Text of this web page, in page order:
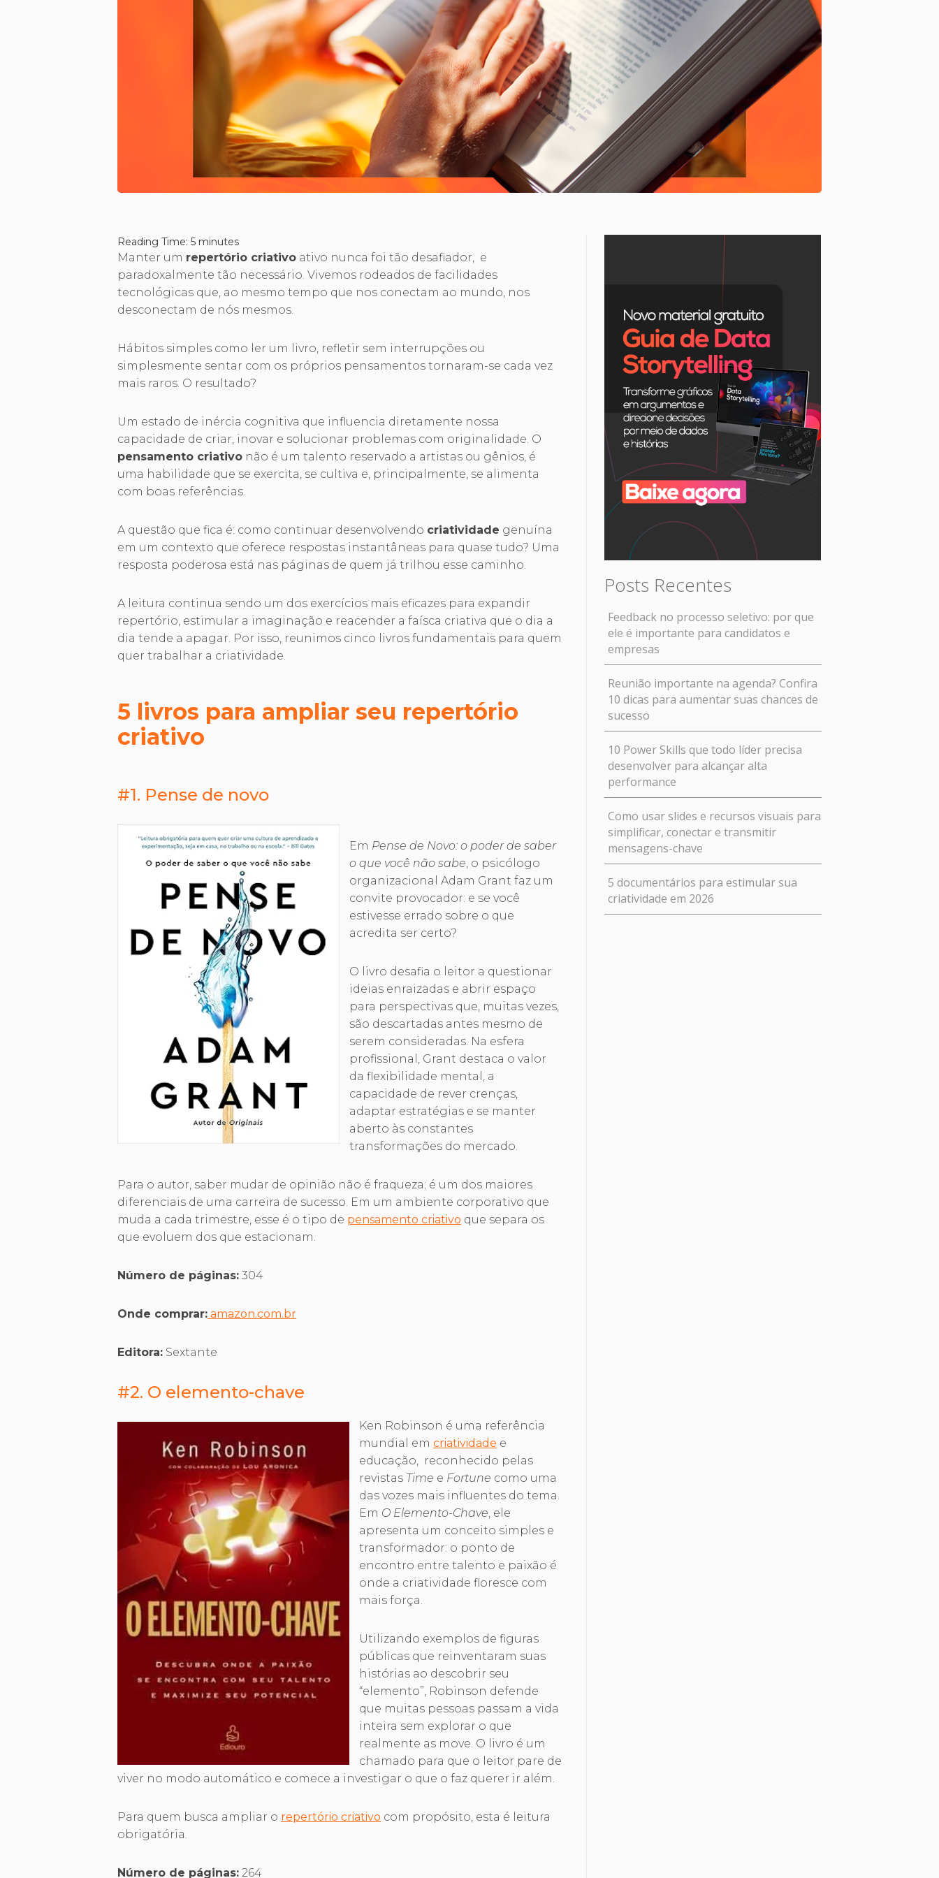
Reading Time: 5 minutes
Manter um repertório criativo ativo nunca foi tão desafiador, e
paradoxalmente tão necessário. Vivemos rodeados de facilidades
tecnológicas que, ao mesmo tempo que nos conectam ao mundo, nos
desconectam de nós mesmos.
Hábitos simples como ler um livro, refletir sem interrupções ou
simplesmente sentar com os próprios pensamentos tornaram-se cada vez
mais raros. O resultado?
Um estado de inércia cognitiva que influencia diretamente nossa
capacidade de criar, inovar e solucionar problemas com originalidade. O
pensamento criativo não é um talento reservado a artistas ou gênios, é
uma habilidade que se exercita, se cultiva e, principalmente, se alimenta
com boas referências.
A questão que fica é: como continuar desenvolvendo criatividade genuína
em um contexto que oferece respostas instantâneas para quase tudo? Uma
resposta poderosa está nas páginas de quem já trilhou esse caminho.
A leitura continua sendo um dos exercícios mais eficazes para expandir
repertório, estimular a imaginação e reacender a faísca criativa que o dia a
dia tende a apagar. Por isso, reunimos cinco livros fundamentais para quem
quer trabalhar a criatividade.
5 livros para ampliar seu repertório
criativo
#1. Pense de novo
Em Pense de Novo: o poder de saber
o que você não sabe, o psicólogo
organizacional Adam Grant faz um
convite provocador: e se você
estivesse errado sobre o que
acredita ser certo?
O livro desafia o leitor a questionar
ideias enraizadas e abrir espaço
para perspectivas que, muitas vezes,
são descartadas antes mesmo de
serem consideradas. Na esfera
profissional, Grant destaca o valor
da flexibilidade mental, a
capacidade de rever crenças,
adaptar estratégias e se manter
aberto às constantes
transformações do mercado.
Para o autor, saber mudar de opinião não é fraqueza; é um dos maiores
diferenciais de uma carreira de sucesso. Em um ambiente corporativo que
muda a cada trimestre, esse é o tipo de pensamento criativo que separa os
que evoluem dos que estacionam.
Número de páginas: 304
Onde comprar: amazon.com.br
Editora: Sextante
#2. O elemento-chave
Ken Robinson é uma referência
mundial em criatividade e
educação, reconhecido pelas
revistas Time e Fortune como uma
das vozes mais influentes do tema.
Em O Elemento-Chave, ele
apresenta um conceito simples e
transformador: o ponto de
encontro entre talento e paixão é
onde a criatividade floresce com
mais força.
Utilizando exemplos de figuras
públicas que reinventaram suas
histórias ao descobrir seu
“elemento”, Robinson defende
que muitas pessoas passam a vida
inteira sem explorar o que
realmente as move. O livro é um
chamado para que o leitor pare de
viver no modo automático e comece a investigar o que o faz querer ir além.
Para quem busca ampliar o repertório criativo com propósito, esta é leitura
obrigatória.
Número de páginas: 264
Posts Recentes
Feedback no processo seletivo: por que
ele é importante para candidatos e
empresas
Reunião importante na agenda? Confira
10 dicas para aumentar suas chances de
sucesso
10 Power Skills que todo líder precisa
desenvolver para alcançar alta
performance
Como usar slides e recursos visuais para
simplificar, conectar e transmitir
mensagens-chave
5 documentários para estimular sua
criatividade em 2026